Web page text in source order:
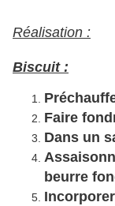
Réalisation :
Biscuit :
Faire
Dans un
beurre